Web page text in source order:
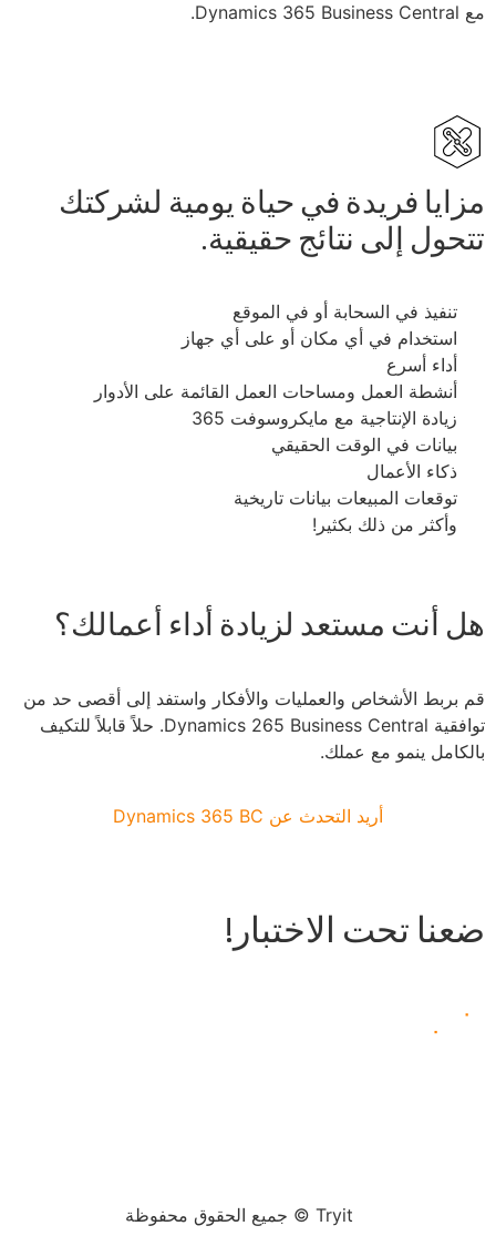
مع Dynamics 365 Business Central.
مزايا فريدة في حياة يومية لشركتك
تتحول إلى نتائج حقيقية.
تنفيذ في السحابة أو في الموقع
استخدام في أي مكان أو على أي جهاز
أداء أسرع
أنشطة العمل ومساحات العمل القائمة على الأدوار
زيادة الإنتاجية مع مايكروسوفت 365
بيانات في الوقت الحقيقي
ذكاء الأعمال
توقعات المبيعات بيانات تاريخية
وأكثر من ذلك بكثير!
هل أنت مستعد لزيادة أداء أعمالك؟
قم بربط الأشخاص والعمليات والأفكار واستفد إلى أقصى حد من
توافقية Dynamics 265 Business Central. حلاً قابلاً للتكيف
بالكامل ينمو مع عملك.
أريد التحدث عن Dynamics 365 BC
ضعنا تحت الاختبار!
Tryit © جميع الحقوق محفوظة